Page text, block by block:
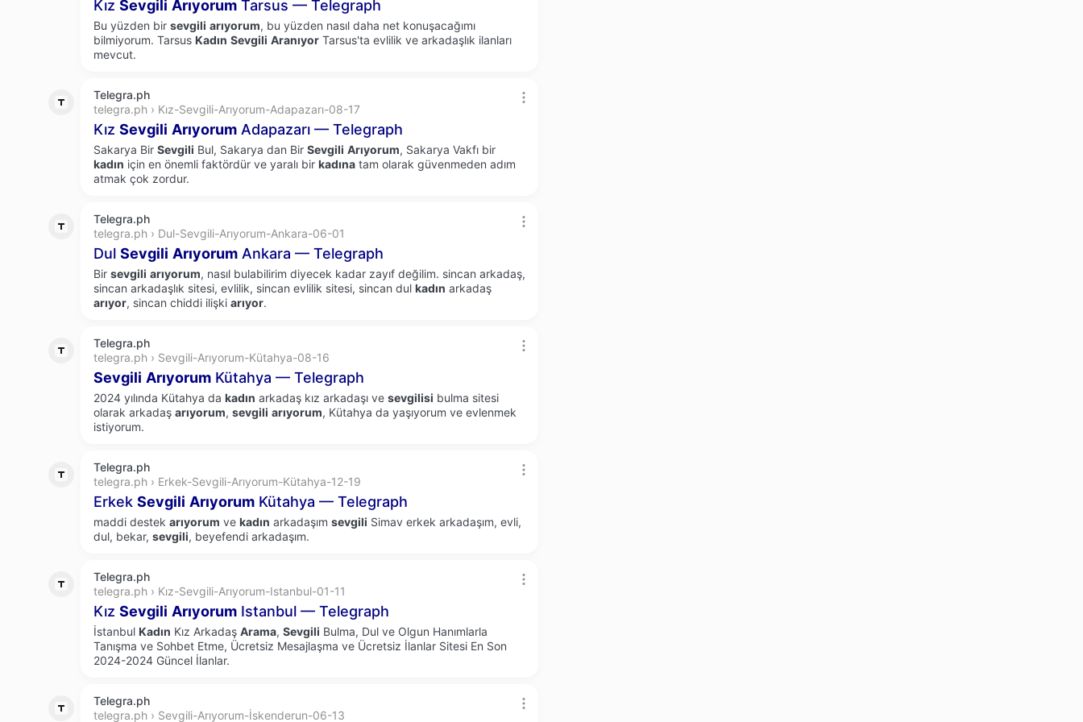
Kız Sevgili Arıyorum Tarsus — Telegraph
Bu yüzden bir sevgili arıyorum, bu yüzden nasıl daha net konuşacağımı
bilmiyorum. Tarsus Kadın Sevgili Aranıyor Tarsus'ta evlilik ve arkadaşlık ilanları
mevcut.
Telegra.ph
telegra.ph › Kız-Sevgili-Arıyorum-Adapazarı-08-17
Kız Sevgili Arıyorum Adapazarı — Telegraph
Sakarya Bir Sevgili Bul, Sakarya dan Bir Sevgili Arıyorum, Sakarya Vakfı bir
kadın için en önemli faktördür ve yaralı bir kadına tam olarak güvenmeden adım
atmak çok zordur.
Telegra.ph
telegra.ph › Dul-Sevgili-Arıyorum-Ankara-06-01
Dul Sevgili Arıyorum Ankara — Telegraph
Bir sevgili arıyorum, nasıl bulabilirim diyecek kadar zayıf değilim. sincan arkadaş,
sincan arkadaşlık sitesi, evlilik, sincan evlilik sitesi, sincan dul kadın arkadaş
arıyor, sincan chiddi ilişki arıyor.
Telegra.ph
telegra.ph › Sevgili-Arıyorum-Kütahya-08-16
Sevgili Arıyorum Kütahya — Telegraph
2024 yılında Kütahya da kadın arkadaş kız arkadaşı ve sevgilisi bulma sitesi
olarak arkadaş arıyorum, sevgili arıyorum, Kütahya da yaşıyorum ve evlenmek
istiyorum.
Telegra.ph
telegra.ph › Erkek-Sevgili-Arıyorum-Kütahya-12-19
Erkek Sevgili Arıyorum Kütahya — Telegraph
maddi destek arıyorum ve kadın arkadaşım sevgili Simav erkek arkadaşım, evli,
dul, bekar, sevgili, beyefendi arkadaşım.
Telegra.ph
telegra.ph › Kız-Sevgili-Arıyorum-Istanbul-01-11
Kız Sevgili Arıyorum Istanbul — Telegraph
İstanbul Kadın Kız Arkadaş Arama, Sevgili Bulma, Dul ve Olgun Hanımlarla
Tanışma ve Sohbet Etme, Ücretsiz Mesajlaşma ve Ücretsiz İlanlar Sitesi En Son
2024-2024 Güncel İlanlar.
Telegra.ph
telegra.ph › Sevgili-Arıyorum-İskenderun-06-13